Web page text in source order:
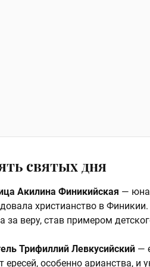
святых дня
Акилина Финикийская —
христианство в
за веру, став примером
Трифиллий Левкусийский —
ересей, особенно арианства,